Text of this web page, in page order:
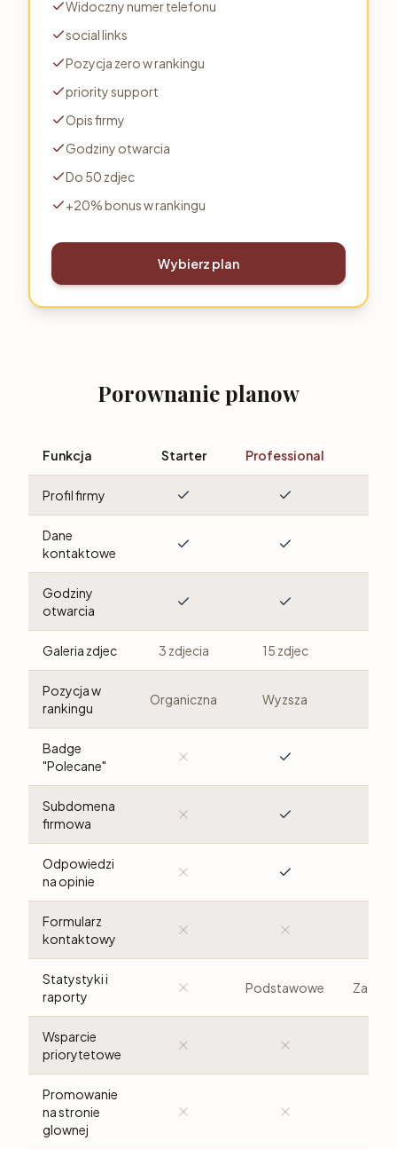
Widoczny numer telefonu
social links
Pozycja zero w rankingu
priority support
Opis firmy
Godziny otwarcia
Do 50 zdjec
+20% bonus w rankingu
Wybierz plan
Porownanie planow
Funkcja Starter Professional
Profil firmy
Dane
kontaktowe
Godziny
otwarcia
Galeria zdjec 3 zdjecia 15 zdjec
Pozycja w
rankingu
Organiczna Wyzsza
Badge
"Polecane"
Subdomena
firmowa
Odpowiedzi
na opinie
Formularz
kontaktowy
Statystyki i
raporty
Podstawowe
Wsparcie
priorytetowe
Promowanie
na stronie
glownej